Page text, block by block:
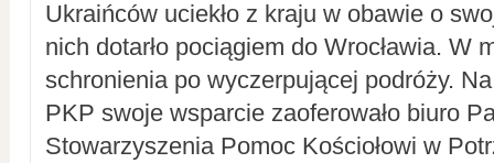
Ukraińców uciekło z kraju w obawie o
nich dotarło pociągiem do Wrocławia. W
schronienia po wyczerpującej podróży.
PKP swoje wsparcie zaoferowało biuro
Stowarzyszenia Pomoc Kościołowi w